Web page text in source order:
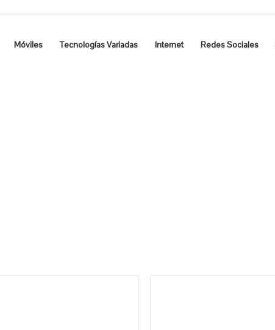
Móviles Tecnologías Variadas Internet Redes Sociales